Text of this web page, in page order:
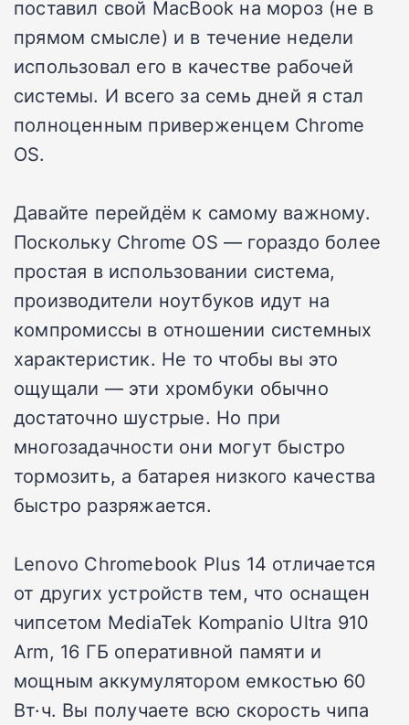
поставил свой MacBook на мороз (не в
прямом смысле) и в течение недели
использовал его в качестве рабочей
системы. И всего за семь дней я стал
полноценным приверженцем Chrome
OS.
Давайте перейдём к самому важному.
Поскольку Chrome OS — гораздо более
простая в использовании система,
производители ноутбуков идут на
компромиссы в отношении системных
характеристик. Не то чтобы вы это
ощущали — эти хромбуки обычно
достаточно шустрые. Но при
многозадачности они могут быстро
тормозить, а батарея низкого качества
быстро разряжается.
Lenovo Chromebook Plus 14 отличается
от других устройств тем, что оснащен
чипсетом MediaTek Kompanio Ultra 910
Arm, 16 ГБ оперативной памяти и
мощным аккумулятором емкостью 60
Вт·ч. Вы получаете всю скорость чипа